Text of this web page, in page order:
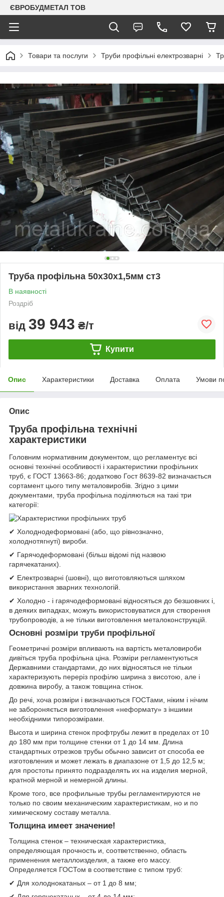
ЄВРОБУДМЕТАЛ ТОВ
Товари та послуги Труби профільні електрозварні
Труба профільна 50х30х1,5мм ст3
В наявності
Роздріб
від 39 943 ₴/т
Купити
Опис Характеристики Доставка Оплата Умови
Опис
Труба профільна технічні
характеристики
Головним нормативним документом, що регламентує всі
основні технічні особливості і характеристики профільних
труб, є ГОСТ 13663-86; додатково Гост 8639-82 визначається
сортамент цього типу металовиробів. Згідно з цими
документами, труба профільна поділяються на такі три
категорії:
✔ Холоднодеформовані (або, що рівнозначно,
холоднотягнуті) вироби.
✔ Гарячодеформовані (більш відомі під назвою
гарячекатаних).
✔ Електрозварні (шовні), що виготовляються шляхом
використання зварних технологій.
✔ Холодно - і гарячодеформовані відносяться до безшовних і,
в деяких випадках, можуть використовуватися для створення
трубопроводів, а не тільки виготовлення металоконструкцій.
Основні розміри труби профільної
Геометричні розміри впливають на вартість металовироби
дивіться труба профільна ціна. Розміри регламентуються
Державними стандартами, до них відносяться не тільки
характеризують переріз профілю ширина з висотою, але і
довжина виробу, а також товщина стінок.
До речі, хоча розміри і визначаються ГОСТами, ніким і нічим
не забороняється виготовлення «неформату» з іншими
необхідними типорозмірами.
Высота и ширина стенок профтрубы лежит в пределах от 10
до 180 мм при толщине стенки от 1 до 14 мм. Длина
стандартных отрезков трубы обычно зависит от способа ее
изготовления и может лежать в диапазоне от 1,5 до 12,5 м;
для простоты принято подразделять их на изделия мерной,
кратной мерной и немерной длины.
Кроме того, все профильные трубы регламентируются не
только по своим механическим характеристикам, но и по
химическому составу металла.
Толщина имеет значение!
Толщина стенок – техническая характеристика,
определяющая прочность и, соответственно, область
применения металлоизделия, а также его массу.
Определяется ГОСТом в соответствие с типом труб:
✔ Для холоднокатаных – от 1 до 8 мм;